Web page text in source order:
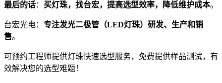
最后的话： 买灯珠，找台宏，提高选型效率，降低维护成本。
台宏光电： 专注发光二极管（LED灯珠）研发、生产和销
售。
可预约工程师提供灯珠快速选型服务，免费提供样品测试，有
效解决您的选型难题！